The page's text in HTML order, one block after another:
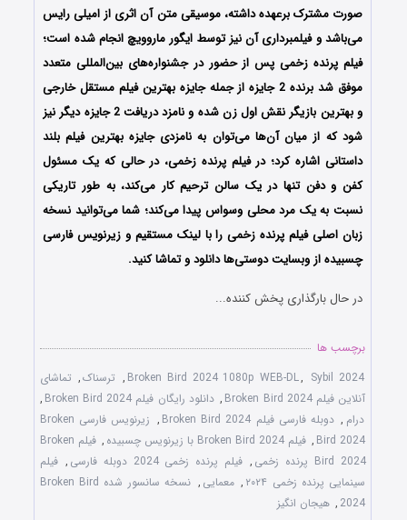
صورت مشترک برعهده داشته، موسیقی متن آن اثری از امیلی رایس
می‌باشد و فیلمبرداری آن نیز توسط ایگور ماروویچ انجام شده است؛
فیلم پرنده زخمی پس از حضور در جشنواره‌‌‌‌‌های بین‌المللی متعدد
موفق شد برنده 2 جایزه از جمله جایزه بهترین فیلم مستقل خارجی
و بهترین بازیگر نقش اول زن
شده و نامزد دریافت 2 جایزه دیگر نیز
شود که از میان آن‌ها می‌توان به نامزدی جایزه بهترین فیلم بلند
داستانی اشاره کرد؛در فیلم پرنده زخمی،در حالی که یک مسئول
کفن و دفن تنها در یک سالن ترحیم کار می‌کند، به طور تاریکی
نسبت به یک مرد محلی وسواس پیدا می‌کند؛ شما می‌توانید نسخه
زبان اصلی فیلم پرنده زخمی را با ‌لینک مستقیم و زیرنویس فارسی
چسبیده از وبسایت دوستی‌ها دانلود و تماشا کنید.
در حال بارگذاری پخش کننده...
برچسب ها
Broken Bird 2024 1080p WEB-DL, Sybil 2024
, ترسناک, تماشای
آنلاین فیلم Broken Bird 2024
, دانلود رایگان فیلم Broken Bird 2024
,
درام , دوبله فارسی فیلم Broken Bird 2024 ,
زیرنویس فارسی Broken
Bird 2024
, فیلم Broken Bird 2024 با زیرنویس چسبیده ,
فیلم Broken
Bird 2024 پرنده زخمی
, فیلم پرنده زخمی 2024 دوبله فارسی , فیلم
سینمایی پرنده زخمی ۲۰۲۴
, معمایی ,
نسخه سانسور شده Broken Bird
2024
, هیجان انگیز